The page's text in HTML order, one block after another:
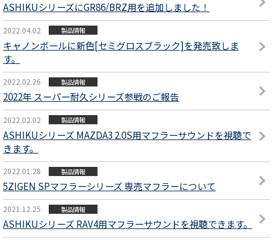
ASHIKUシリーズにGR86/BRZ用を追加しました！
2022.04.02 製品情報
キャノンボールに新色[セミグロスブラック]を発売致しま
す。
2022.02.26 製品情報
2022年 スーパー耐久シリーズ参戦のご報告
2022.02.02 製品情報
ASHIKUシリーズ MAZDA3 2.0S用マフラーサウンドを視聴で
きます。
2022.01.28 製品情報
5ZIGEN SPマフラーシリーズ 専売マフラーについて
2021.12.25 製品情報
ASHIKUシリーズ RAV4用マフラーサウンドを視聴できます。